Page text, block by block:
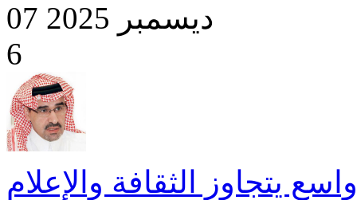
07 ديسمبر 2025
6
يتجاوز الثقافة والإعلام